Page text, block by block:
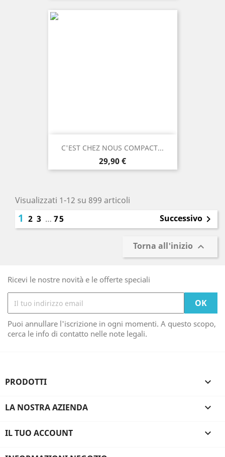
C'EST CHEZ NOUS COMPACT...
Prezzo
29,90 €
Visualizzati 1-12 su 899 articoli
1 2 3 … 75 Successivo 
Torna all'inizio 
Ricevi le nostre novità e le offerte speciali
Puoi annullare l'iscrizione in ogni momenti. A questo scopo,
cerca le info di contatto nelle note legali.
PRODOTTI 
LA NOSTRA AZIENDA 
IL TUO ACCOUNT 